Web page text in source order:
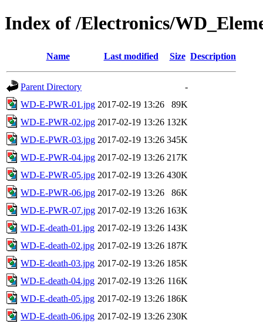
Index of /Electronics/
Name Last modified Size Description
Parent Directory
-
WD-E-PWR-01.jpg 2017-02-19 13:26
89K
WD-E-PWR-02.jpg 2017-02-19 13:26 132K
WD-E-PWR-03.jpg 2017-02-19 13:26 345K
WD-E-PWR-04.jpg 2017-02-19 13:26 217K
WD-E-PWR-05.jpg 2017-02-19 13:26 430K
WD-E-PWR-06.jpg 2017-02-19 13:26
86K
WD-E-PWR-07.jpg 2017-02-19 13:26 163K
WD-E-death-01.jpg 2017-02-19 13:26 143K
WD-E-death-02.jpg 2017-02-19 13:26 187K
WD-E-death-03.jpg 2017-02-19 13:26 185K
WD-E-death-04.jpg 2017-02-19 13:26 116K
WD-E-death-05.jpg 2017-02-19 13:26 186K
WD-E-death-06.jpg 2017-02-19 13:26 230K